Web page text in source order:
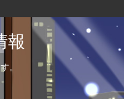
報
。